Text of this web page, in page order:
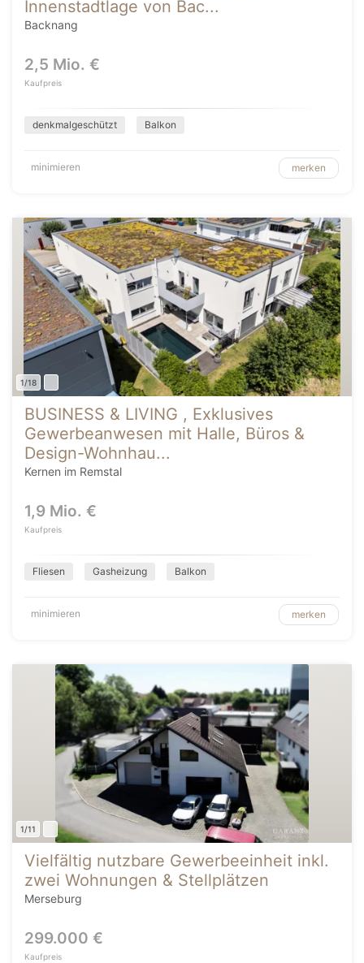
Innenstadtlage von Bac...
Backnang
2,5 Mio. €
Kaufpreis
denkmalgeschützt Balkon
minimieren merken
1/18
BUSINESS & LIVING , Exklusives
Gewerbeanwesen mit Halle, Büros &
Design-Wohnhau...
Kernen im Remstal
1,9 Mio. €
Kaufpreis
Fliesen Gasheizung Balkon
minimieren merken
1/11
Vielfältig nutzbare Gewerbeeinheit inkl.
zwei Wohnungen & Stellplätzen
Merseburg
299.000 €
Kaufpreis